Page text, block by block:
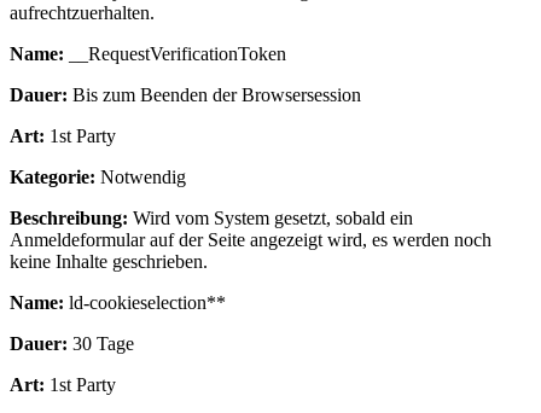
aufrechtzuerhalten.
Name: __RequestVerificationToken
Dauer: Bis zum Beenden der Browsersession
Art: 1st Party
Kategorie: Notwendig
Beschreibung: Wird vom System gesetzt, sobald ein
Anmeldeformular auf der Seite angezeigt wird, es werden noch
keine Inhalte geschrieben.
Name: ld-cookieselection**
Dauer: 30 Tage
Art: 1st Party